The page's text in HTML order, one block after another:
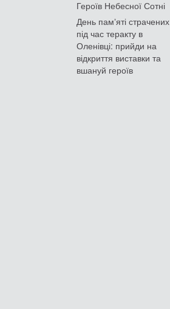
Героїв Небесної Сотні
День памʼяті страчених
під час теракту в
Оленівці: прийди на
відкриття виставки та
вшануй героїв